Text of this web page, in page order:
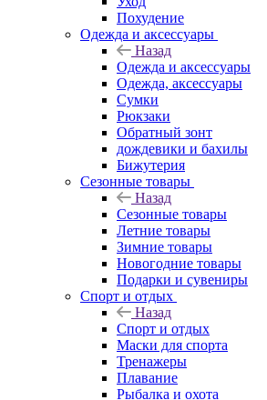
Похудение
Одежда и аксессуары
Назад
Одежда и аксессуары
Одежда, аксессуары
Сумки
Рюкзаки
Обратный зонт
дождевики и бахилы
Бижутерия
Сезонные товары
Назад
Сезонные товары
Летние товары
Зимние товары
Новогодние товары
Подарки и сувениры
Спорт и отдых
Назад
Спорт и отдых
Маски для спорта
Тренажеры
Плавание
Рыбалка и охота